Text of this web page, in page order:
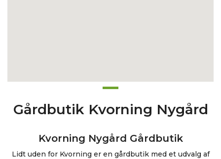
Gårdbutik Kvorning Nygård
Kvorning Nygård Gårdbutik
Lidt uden for Kvorning er en gårdbutik med et udvalg af